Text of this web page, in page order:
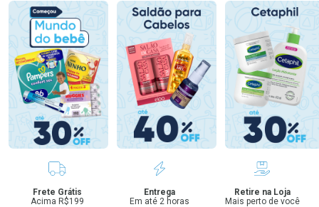
Benefícios
Frete Grátis
Acima R$199
Entrega
Em até 2 horas
Retire na Loja
Mais perto de você